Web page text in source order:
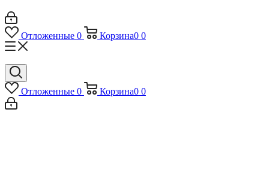
Отложенные 0 Корзина0 0
Отложенные 0 Корзина0 0